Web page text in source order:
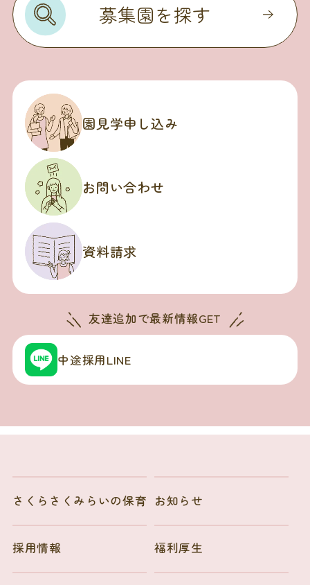
募集園を探す
園見学申し込み
お問い合わせ
資料請求
友達追加で最新情報GET
中途採用LINE
さくらさくみらいの保育 お知らせ
採用情報 福利厚生